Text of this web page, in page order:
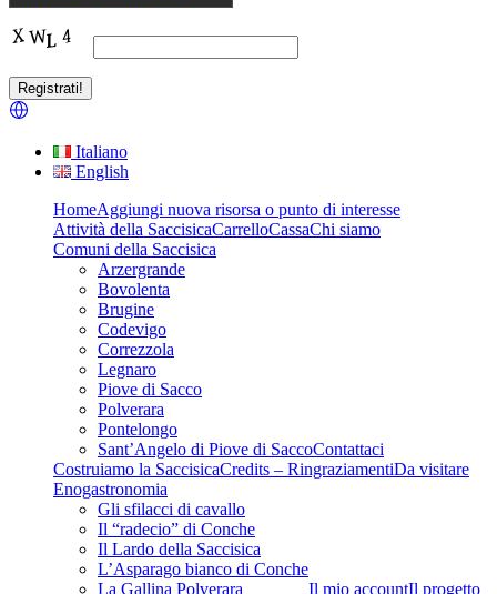
Italiano
English
HomeAggiungi nuova risorsa o punto di interesse
Attività della SaccisicaCarrelloCassaChi siamo
Comuni della Saccisica
Arzergrande
Bovolenta
Brugine
Codevigo
Correzzola
Legnaro
Piove di Sacco
Polverara
Pontelongo
Sant’Angelo di Piove di SaccoContattaci
Costruiamo la SaccisicaCredits – RingraziamentiDa visitare
Enogastronomia
Gli sfilacci di cavallo
Il “radecio” di Conche
Il Lardo della Saccisica
L’Asparago bianco di Conche
La Gallina Polverara
Il mio accountIl progetto